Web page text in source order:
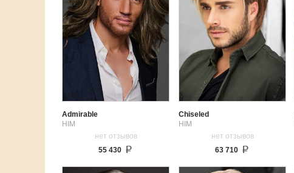
Admirable
HIM
нет отзывов
55 430
Chiseled
HIM
нет отзывов
63 710